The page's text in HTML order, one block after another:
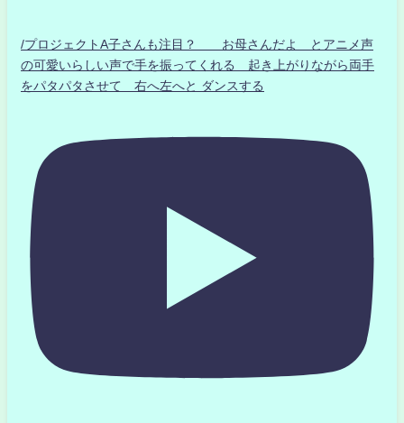
/プロジェクトA子さんも注目？ お母さんだよ とアニメ声
の可愛いらしい声で手を振ってくれる 起き上がりながら両手
をパタパタさせて 右へ左へと ダンスする